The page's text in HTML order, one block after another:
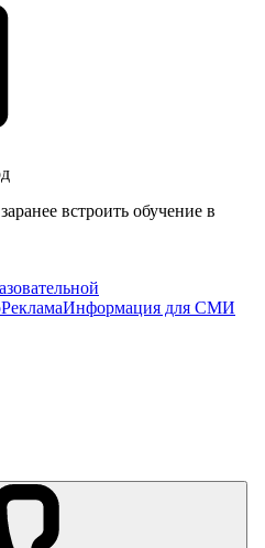
встроить обучение в
РекламаИнформация для СМИ